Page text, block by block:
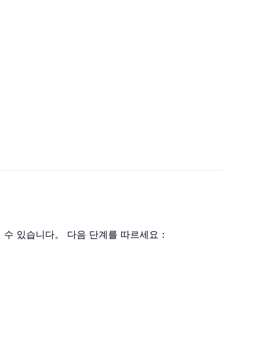
있습니다。 다음 단계를 따르세요：